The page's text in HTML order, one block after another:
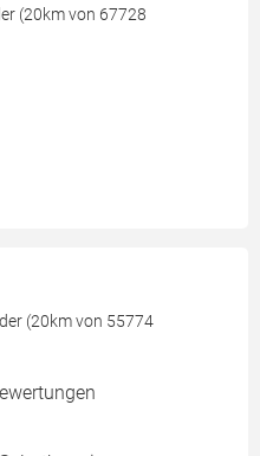
(20km von 67728
(20km von 55774